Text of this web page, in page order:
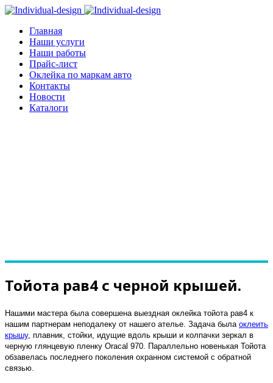
Главная
Наши услуги
Наши работы
Прайс-лист
Оклейка по маркам авто
Контакты
Новости
Каталоги
Тойота рав4 с черной крышей.
Нашими мастера была совершена выездная оклейка тойота рав4 к
нашим партнерам неподалеку от нашего ателье. Задача была оклеить
крышу, плавник, стойки, идущие вдоль крыши и колпачки зеркал в
черную глянцевую пленку Oracal 970. Параллельно новенькая Тойота
обзавелась последнего поколения охранном системой с обратной
связью.